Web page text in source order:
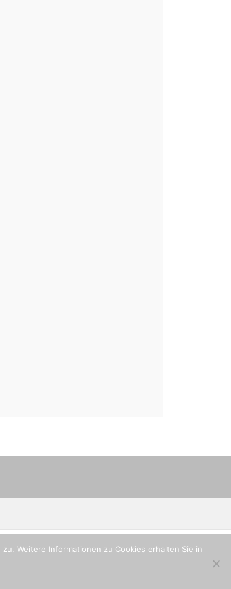
Weitere Informationen zu Cookies erhalten Sie in